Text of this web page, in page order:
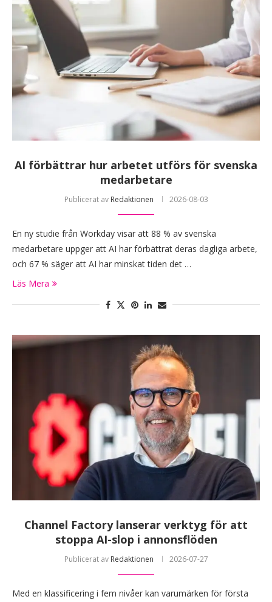
AI förbättrar hur arbetet utförs för svenska
medarbetare
Publicerat av Redaktionen 2026-08-03
En ny studie från Workday visar att 88 % av svenska
medarbetare uppger att AI har förbättrat deras dagliga arbete,
och 67 % säger att AI har minskat tiden det …
Läs Mera
Channel Factory lanserar verktyg för att
stoppa AI-slop i annonsflöden
Publicerat av Redaktionen 2026-07-27
Med en klassificering i fem nivåer kan varumärken för första